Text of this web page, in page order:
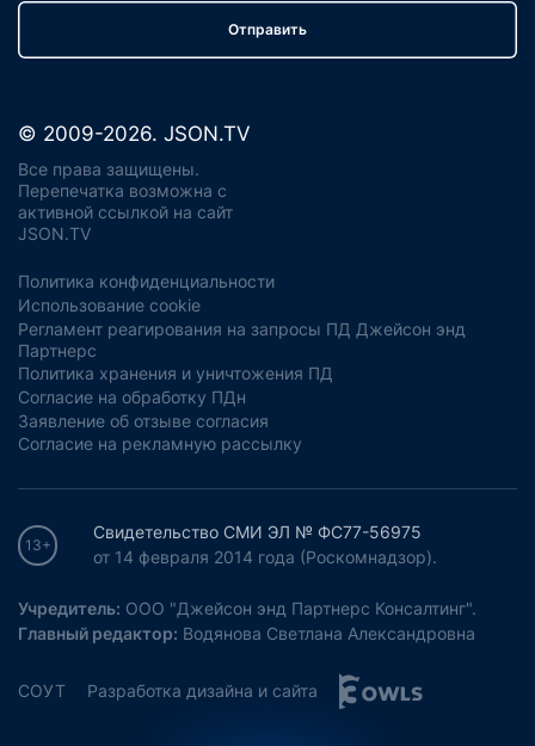
Отправить
© 2009-2026. JSON.TV
Все права защищены.
Перепечатка возможна с
активной ссылкой на сайт
JSON.TV
Политика конфиденциальности
Использование cookie
Регламент реагирования на запросы ПД Джейсон энд
Партнерс
Политика хранения и уничтожения ПД
Согласие на обработку ПДн
Заявление об отзыве согласия
Согласие на рекламную рассылку
13+
Свидетельство СМИ ЭЛ № ФС77-56975
от 14 февраля 2014 года (Роскомнадзор).
Учредитель: ООО "Джейсон энд Партнерс Консалтинг".
Главный редактор: Водянова Светлана Александровна
СОУТ Разработка дизайна и сайта